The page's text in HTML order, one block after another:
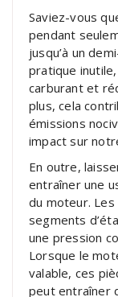
Saviez-vous
pendant
jusqu’à un
pratique
carburant et
plus, cela
émissions
impact sur
En outre,
entraîner une
du moteur.
segments
une pression
Lorsque le
valable, ces
peut entraîner